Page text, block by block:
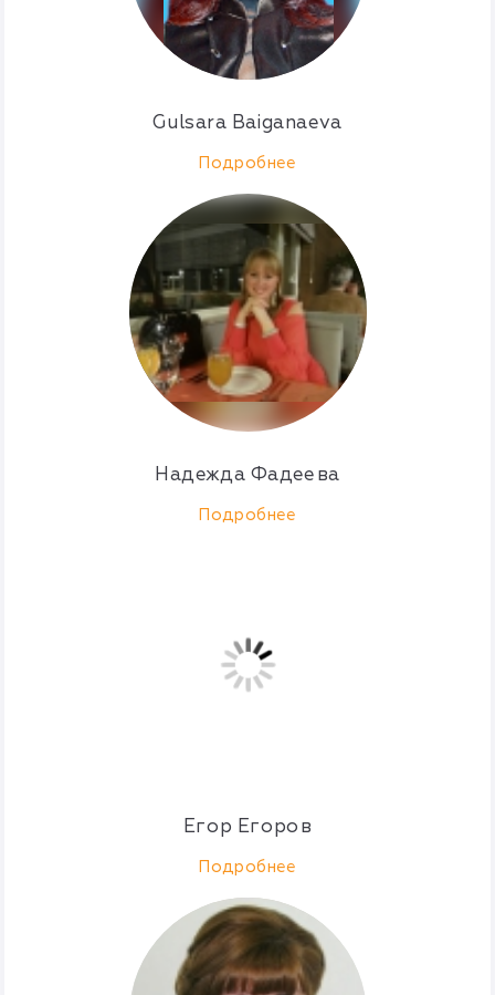
Gulsara Baiganaeva
Подробнее
Надежда Фадеева
Подробнее
Егор Егоров
Подробнее